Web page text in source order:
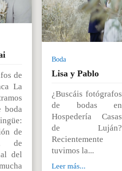
de
La
boda
de
de
del
Boda
Lisa y Pablo
¿Buscáis fotógrafos
de bodas en
Hospedería Casas
de Luján?
Recientemente
tuvimos la...
Leer más...